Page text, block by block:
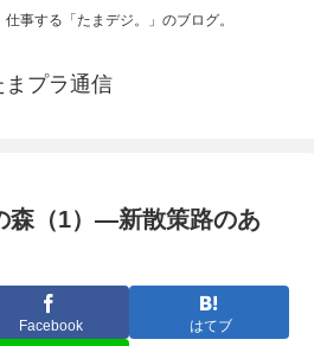
事する「たまデジ。」のブログ。
まプラ通信
森（1）―新散策路のあ
Facebook はてブ